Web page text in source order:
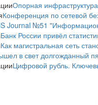
Опорная
Конференция по сетевой
Journal №51
Банк России привёл
Как магистральная сеть
в свет долгожданный
Цифровой рубль.